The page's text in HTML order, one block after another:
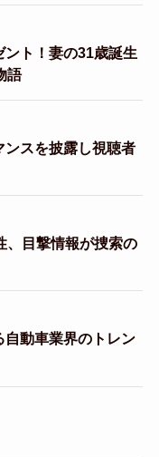
ト！妻の31歳誕生
語
スを披露し視聴者
、目撃情報が捜索の
動車業界のトレン